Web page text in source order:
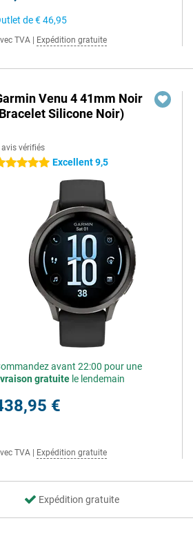
de€ 46,95
TVA Expédition gratuite
Venu 4 41mm Noir
Silicone Noir)
avis vérifiés
étoiles Excellent 9,5
avant 22:00 pour une
gratuite le lendemain
€
TVA Expédition gratuite
Expédition gratuite